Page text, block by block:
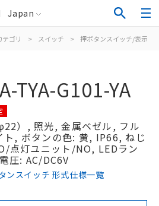
Japan
テゴリ > スイッチ > 押ボタンスイッチ/表示灯
TYA-G101-YA
）, 照光, 金属ベゼル, フル
ト, ボタンの色: 黄, IP66, ねじ
点灯ユニット/NO, LEDラン
圧: AC/DC6V
ンスイッチ 形式仕様一覧